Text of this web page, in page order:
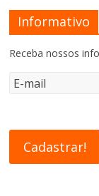
Informativo
Receba nossos